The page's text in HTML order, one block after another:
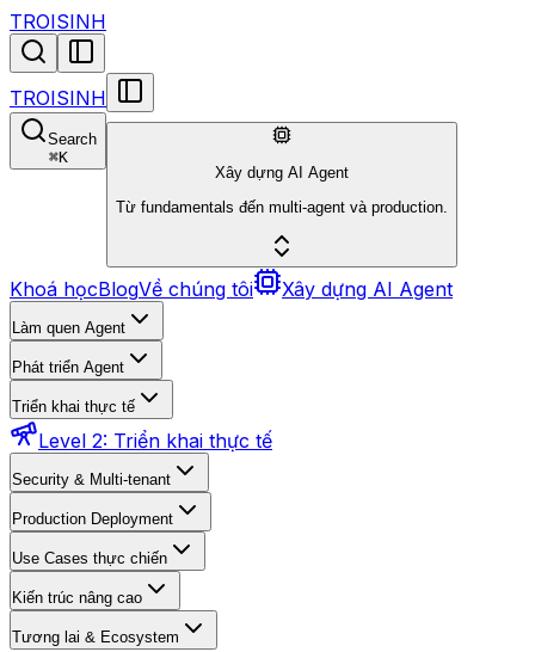
TROISINH
TROISINH
Search
⌘K
Xây dựng AI Agent
Từ fundamentals đến multi-agent và production.
Khoá họcBlogVề chúng tôi Xây dựng AI Agent
Làm quen Agent
Phát triển Agent
Triển khai thực tế
Level 2: Triển khai thực tế
Security & Multi-tenant
Production Deployment
Use Cases thực chiến
Kiến trúc nâng cao
Tương lai & Ecosystem